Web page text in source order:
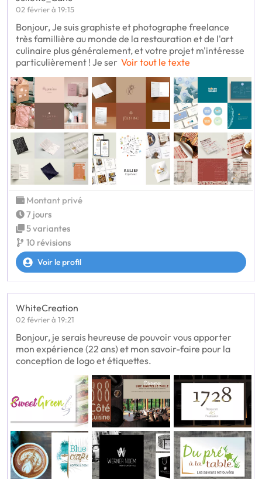
02 février à 19:15
Bonjour, Je suis graphiste et photographe freelance
très famillière au monde de la restauration et de l'art
culinaire plus généralement, et votre projet m'intéresse
particulièrement ! Je ser Voir tout le texte
Montant privé
7 jours
5 variantes
10 révisions
Voir le profil
WhiteCreation
02 février à 19:21
Bonjour, je serais heureuse de pouvoir vous apporter
mon expérience (22 ans) et mon savoir-faire pour la
conception de logo et étiquettes.